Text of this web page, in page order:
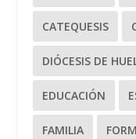
CATEQUESIS
DIÓCESIS DE
EDUCACIÓN
FAMILIA